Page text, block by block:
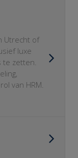
Utrecht of
luxe
te zetten.
van HRM.